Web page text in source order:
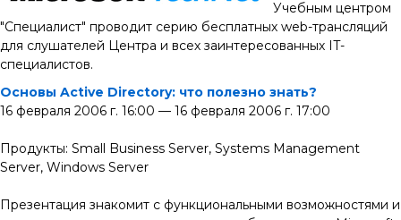
Учебным центром
"Специалист" проводит серию бесплатных web-трансляций
для слушателей Центра и всех заинтересованных IT-
специалистов.
Основы Active Directory: что полезно знать?
16 февраля 2006 г. 16:00 — 16 февраля 2006 г. 17:00
Продукты: Small Business Server, Systems Management
Server, Windows Server
Презентация знакомит с функциональными возможностями и